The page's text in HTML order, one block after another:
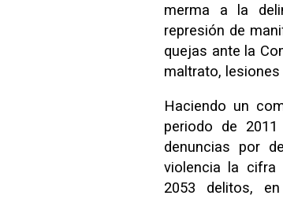
merma a la
represión de
quejas ante la
maltrato, lesiones
Haciendo un
periodo de
denuncias por
violencia la cifra
2053 delitos,